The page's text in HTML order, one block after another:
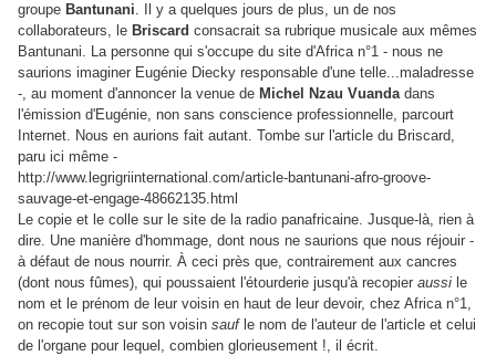
groupe Bantunani. Il y a quelques jours de plus, un de nos
collaborateurs, le Briscard consacrait sa rubrique musicale aux mêmes
Bantunani. La personne qui s'occupe du site d'Africa n°1 - nous ne
saurions imaginer Eugénie Diecky responsable d'une telle...maladresse
-, au moment d'annoncer la venue de Michel Nzau Vuandadans
l'émission d'Eugénie, non sans conscience professionnelle, parcourt
Internet. Nous en aurions fait autant. Tombe sur l'article du Briscard,
paru ici même -
http://www.legrigriinternational.com/article-bantunani-afro-groove-
sauvage-et-engage-48662135.html
Le copie et le colle sur le site de la radio panafricaine. Jusque-là, rien à
dire. Une manière d'hommage, dont nous ne saurions que nous réjouir -
à défaut de nous nourrir. À ceci près que, contrairement aux cancres
(dont nous fûmes), qui poussaient l'étourderie jusqu'à recopier aussi le
nom et le prénom de leur voisin en haut de leur devoir, chez Africa n°1,
on recopie tout sur son voisin saufle nom de l'auteur de l'article et celui
de l'organe pour lequel, combien glorieusement !, il écrit.